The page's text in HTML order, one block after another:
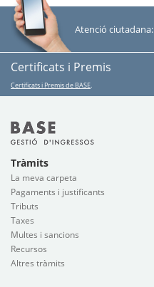
Atenció ciutadana:
Certificats i Premis
Certificats i Premis de BASE
Tràmits
La meva carpeta
Pagaments i justificants
Tributs
Taxes
Multes i sancions
Recursos
Altres tràmits